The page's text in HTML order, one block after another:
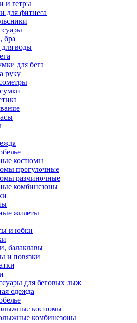
и гетры
для фитнеса
бра
воды
для бега
руку
костюмы
прогулочные
разминочные
комбинезоны
жилеты
и юбки
балаклавы
и повязки
для беговых лыж
одежда
костюмы
комбинезоны